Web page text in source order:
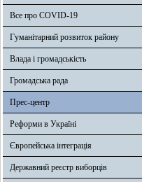
Все про COVID-19
Гуманітарний розвиток району
Влада і громадськість
Громадська рада
Прес-центр
Реформи в Україні
Європейська інтеграція
Державний реєстр виборців